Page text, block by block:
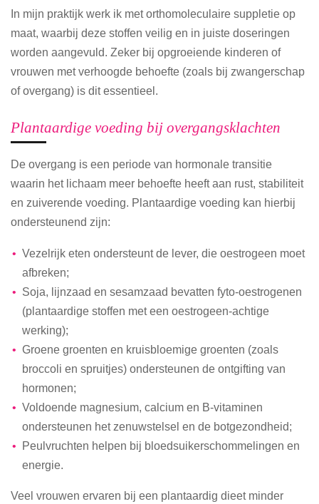
In mijn praktijk werk ik met orthomoleculaire suppletie op
maat, waarbij deze stoffen veilig en in juiste doseringen
worden aangevuld. Zeker bij opgroeiende kinderen of
vrouwen met verhoogde behoefte (zoals bij zwangerschap
of overgang) is dit essentieel.
Plantaardige voeding bij overgangsklachten
De overgang is een periode van hormonale transitie
waarin het lichaam meer behoefte heeft aan rust, stabiliteit
en zuiverende voeding. Plantaardige voeding kan hierbij
ondersteunend zijn:
Vezelrijk eten ondersteunt de lever, die oestrogeen moet
afbreken;
Soja, lijnzaad en sesamzaad bevatten fyto-oestrogenen
(plantaardige stoffen met een oestrogeen-achtige
werking);
Groene groenten en kruisbloemige groenten (zoals
broccoli en spruitjes) ondersteunen de ontgifting van
hormonen;
Voldoende magnesium, calcium en B-vitaminen
ondersteunen het zenuwstelsel en de botgezondheid;
Peulvruchten helpen bij bloedsuikerschommelingen en
energie.
Veel vrouwen ervaren bij een plantaardig dieet minder